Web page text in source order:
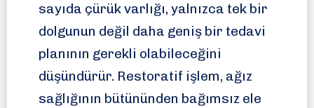
sayıda çürük varlığı, yalnızca tek bir
dolgunun değil daha geniş bir tedavi
planının gerekli olabileceğini
düşündürür. Restoratif işlem, ağız
sağlığının bütününden bağımsız ele